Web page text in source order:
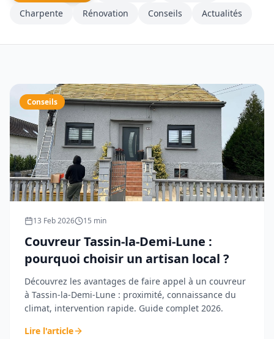
Charpente
Rénovation Conseils Actualités
Conseils
13 Feb 2026 15 min
Couvreur Tassin-la-Demi-Lune :
pourquoi choisir un artisan local ?
Découvrez les avantages de faire appel à un couvreur
à Tassin-la-Demi-Lune : proximité, connaissance du
climat, intervention rapide. Guide complet 2026.
Lire l'article